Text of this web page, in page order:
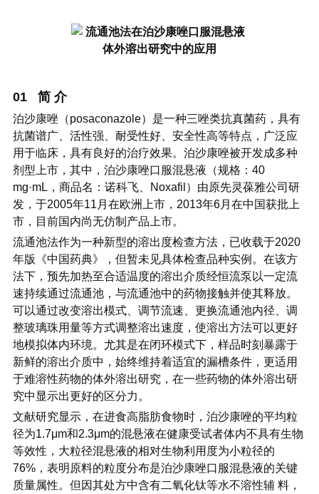
01 简 介
泊沙康唑（posaconazole）是一种三唑类抗真菌药，具有
抗菌谱广、活性强、耐受性好、安全性高等特点，广泛应
用于临床，具有良好的治疗效果。泊沙康唑被开发成多种
剂型上市，其中，泊沙康唑口服混悬液（规格：40
mg·mL，商品名：诺科飞、Noxafil）由原先灵葆雅公司研
发，于2005年11月在欧洲上市，2013年6月在中国获批上
市，目前国内尚无仿制产品上市。
流通池法作为一种新型的溶出度检查方法，已收载于2020
年版《中国药典》，但暂未见具体检查品种实例。在该方
法下，预先加热至合适温度的溶出介质经恒流泵以一定流
速持续通过流通池，与流通池中的药物接触并使其释放。
可以通过改变溶出模式、调节流速、更换流通池内径、调
整玻璃珠用量等方式调整溶出速度，使溶出方法可以更好
地模拟体内环境。尤其是在闭环模式下，样品时刻暴露于
新鲜的溶出介质中，始终维持着适宜的漏槽条件，更适用
于难溶性药物的体外溶出研究，在一些药物的体外溶出研
究中显示出更好的区分力。
文献研究显示，在进食高脂肪食物时，泊沙康唑的平均粒
径为1.7μm和2.3μm的混悬液在健康受试者体内不具有生物
等效性，大粒径混悬液的相对生物利用度为小粒径的
76%，表明原料的粒度分布是泊沙康唑口服混悬液的关键
质量属性。但因其处方中含有二氧化钛等水不溶性辅 料，